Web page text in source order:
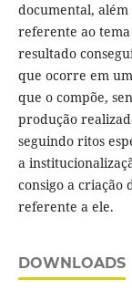
documental,
referente ao
resultado
que ocorre em
que o compõe,
produção
seguindo ritos
a
consigo a criação
referente a ele.
DOWNLOADS